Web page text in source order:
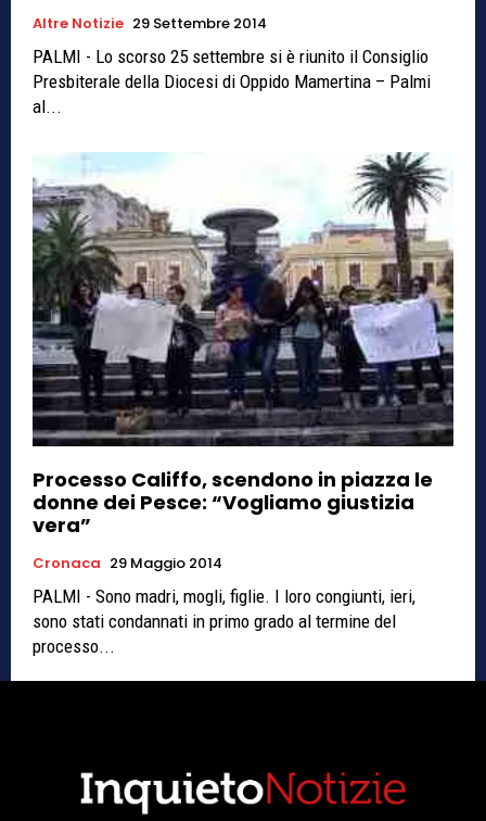
Altre Notizie 29 Settembre 2014
PALMI - Lo scorso 25 settembre si è riunito il Consiglio
Presbiterale della Diocesi di Oppido Mamertina – Palmi
al...
Processo Califfo, scendono in piazza le
donne dei Pesce: “Vogliamo giustizia
vera”
Cronaca 29 Maggio 2014
PALMI - Sono madri, mogli, figlie. I loro congiunti, ieri,
sono stati condannati in primo grado al termine del
processo...